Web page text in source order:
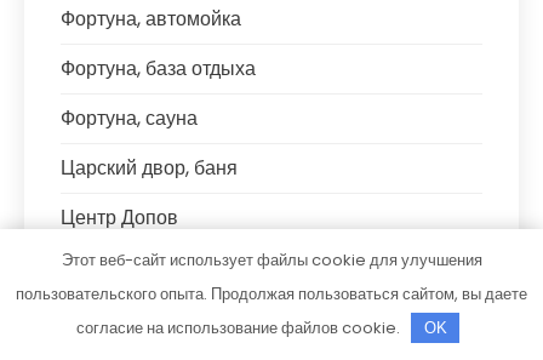
Фортуна, автомойка
Фортуна, база отдыха
Фортуна, сауна
Царский двор, баня
Центр Допов
ЧЕ4, сауна
Этот веб-сайт использует файлы cookie для улучшения
пользовательского опыта. Продолжая пользоваться сайтом, вы даете
согласие на использование файлов cookie.
OK